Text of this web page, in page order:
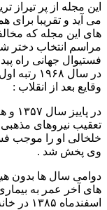
این مجله از پر
می آید و تقریبا
های این مجله که
مراسم انتخاب دختر
فستیوال جهانی راه
در سال ۱۹۶۸ رتبه اول را نیز در جهان کسب کرد .
وقایع بعد از انقلاب :
در
تعقیب نیروهای
خلخالی او را موجب
وی پخش شد .
دوامی سال ها بدون
های آخر عمر به
اسفندماه ۱۳۸۵ در خانه سالمندان واقع در کشور نروژ درگذشت .